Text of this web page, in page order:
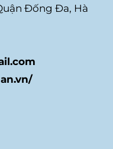
Đống Đa, Hà